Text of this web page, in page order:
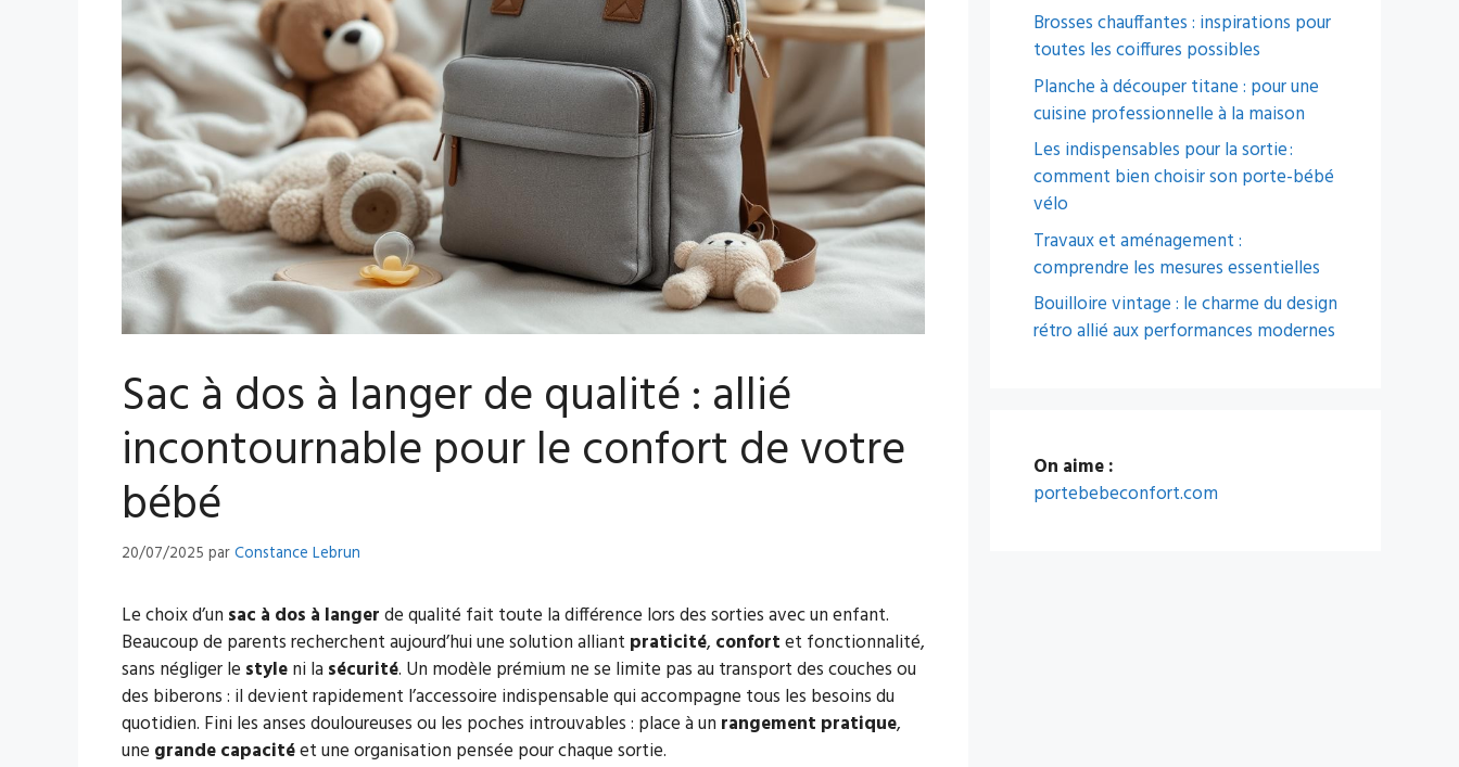
Sac à dos à langer de qualité : allié
incontournable pour le confort de votre
bébé
20/07/2025 parConstance Lebrun
Le choix d’un sac à dos à langerde qualité fait toute la différence lors des sorties avec un enfant.
Beaucoup de parents recherchent aujourd’hui une solution alliant praticité, confortet fonctionnalité,
sans négliger le styleni la sécurité. Un modèle prémium ne se limite pas au transport des couches ou
des biberons : il devient rapidement l’accessoire indispensable qui accompagne tous les besoins du
quotidien. Fini les anses douloureuses ou les poches introuvables : place à un rangement pratique,
une grande capacitéet une organisation pensée pour chaque sortie.
Brosses chauffantes : inspirations pour
toutes les coiffures possibles
Planche à découper titane : pour une
cuisine professionnelle à la maison
Les indispensables pour la sortie :
comment bien choisir son porte-bébé
vélo
Travaux et aménagement :
comprendre les mesures essentielles
Bouilloire vintage : le charme du design
rétro allié aux performances modernes
On aime :
portebebeconfort.com